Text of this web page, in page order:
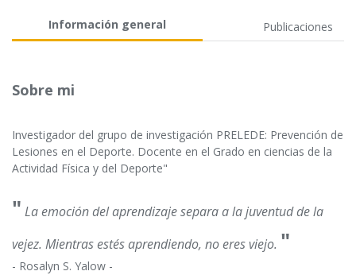
Información general Publicaciones
Sobre mi
Investigador del grupo de investigación PRELEDE: Prevención de
Lesiones en el Deporte. Docente en el Grado en ciencias de la
Actividad Física y del Deporte"
" La emoción del aprendizaje separa a la juventud de la
vejez. Mientras estés aprendiendo, no eres viejo. "
- Rosalyn S. Yalow -